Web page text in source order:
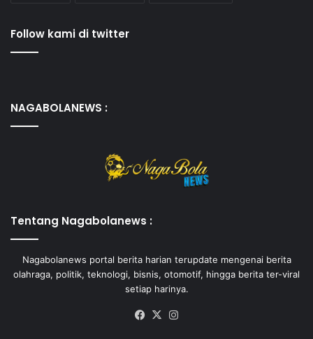
Follow kami di twitter
NAGABOLANEWS :
Tentang Nagabolanews :
Nagabolanews portal berita harian terupdate mengenai berita
olahraga, politik, teknologi, bisnis, otomotif, hingga berita ter-viral
setiap harinya.
Facebook
X